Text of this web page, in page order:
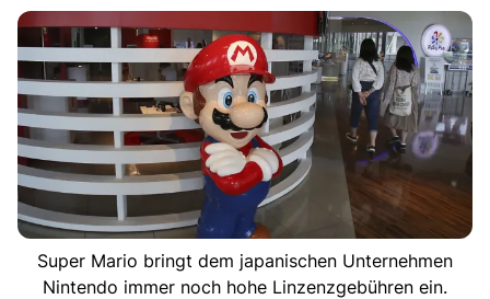
Super Mario bringt dem japanischen Unternehmen
Nintendo immer noch hohe Linzenzgebühren ein.